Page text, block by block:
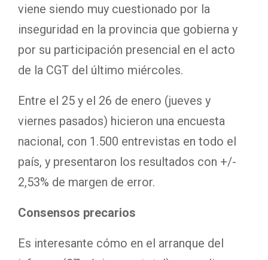
viene siendo muy cuestionado por la
inseguridad en la provincia que gobierna y
por su participación presencial en el acto
de la CGT del último miércoles.
Entre el 25 y el 26 de enero (jueves y
viernes pasados) hicieron una encuesta
nacional, con 1.500 entrevistas en todo el
país, y presentaron los resultados con +/-
2,53% de margen de error.
Consensos precarios
Es interesante cómo en el arranque del